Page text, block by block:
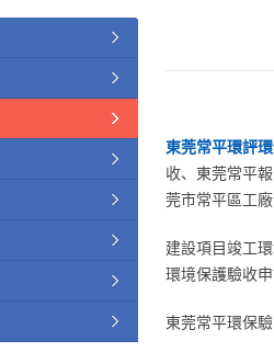
東莞常平環評
收、東莞常平
莞市常平區工
建設項目竣工
環境保護驗收
東莞常平環保